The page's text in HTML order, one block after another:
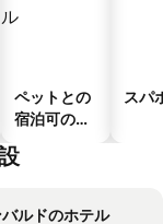
ペットとの
宿泊可のホ
スパ
ルドのホテル